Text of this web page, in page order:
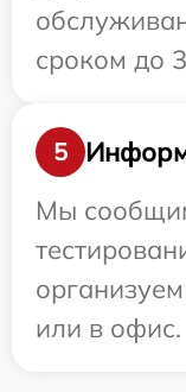
сроком до
5
Мы
или в офис.